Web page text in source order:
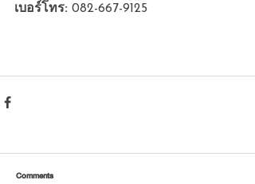
เบอร์โทร: 082-667-9125
Comments